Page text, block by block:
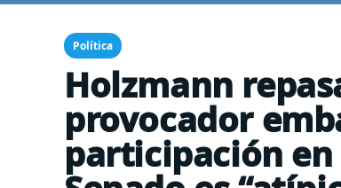
Política
Holzmann
provocador
participación en